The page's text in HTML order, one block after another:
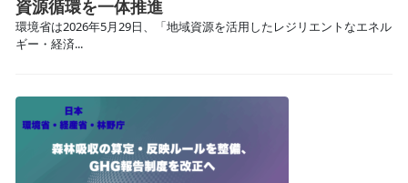
資源循環を一体推進
環境省は2026年5月29日、「地域資源を活用したレジリエントなエネル
ギー・経済...